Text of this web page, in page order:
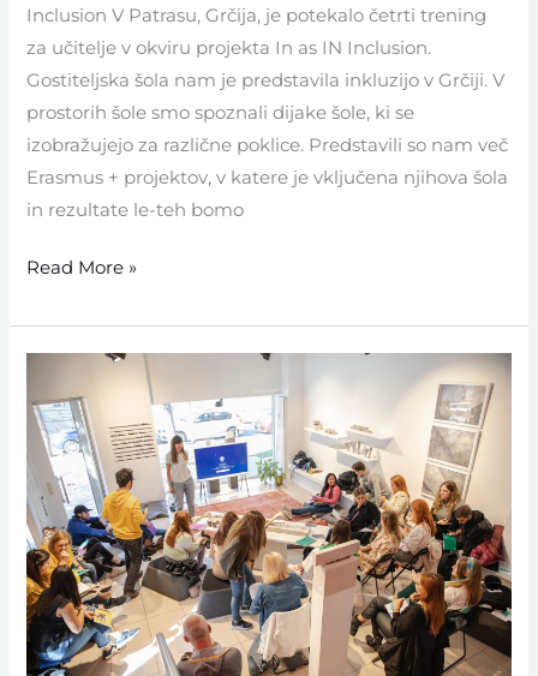
Inclusion V Patrasu, Grčija, je potekalo četrti trening
za učitelje v okviru projekta In as IN Inclusion.
Gostiteljska šola nam je predstavila inkluzijo v Grčiji. V
prostorih šole smo spoznali dijake šole, ki se
izobražujejo za različne poklice. Predstavili so nam več
Erasmus + projektov, v katere je vključena njihova šola
in rezultate le-teh bomo
Read More »
Erasmus+
aktivnosti